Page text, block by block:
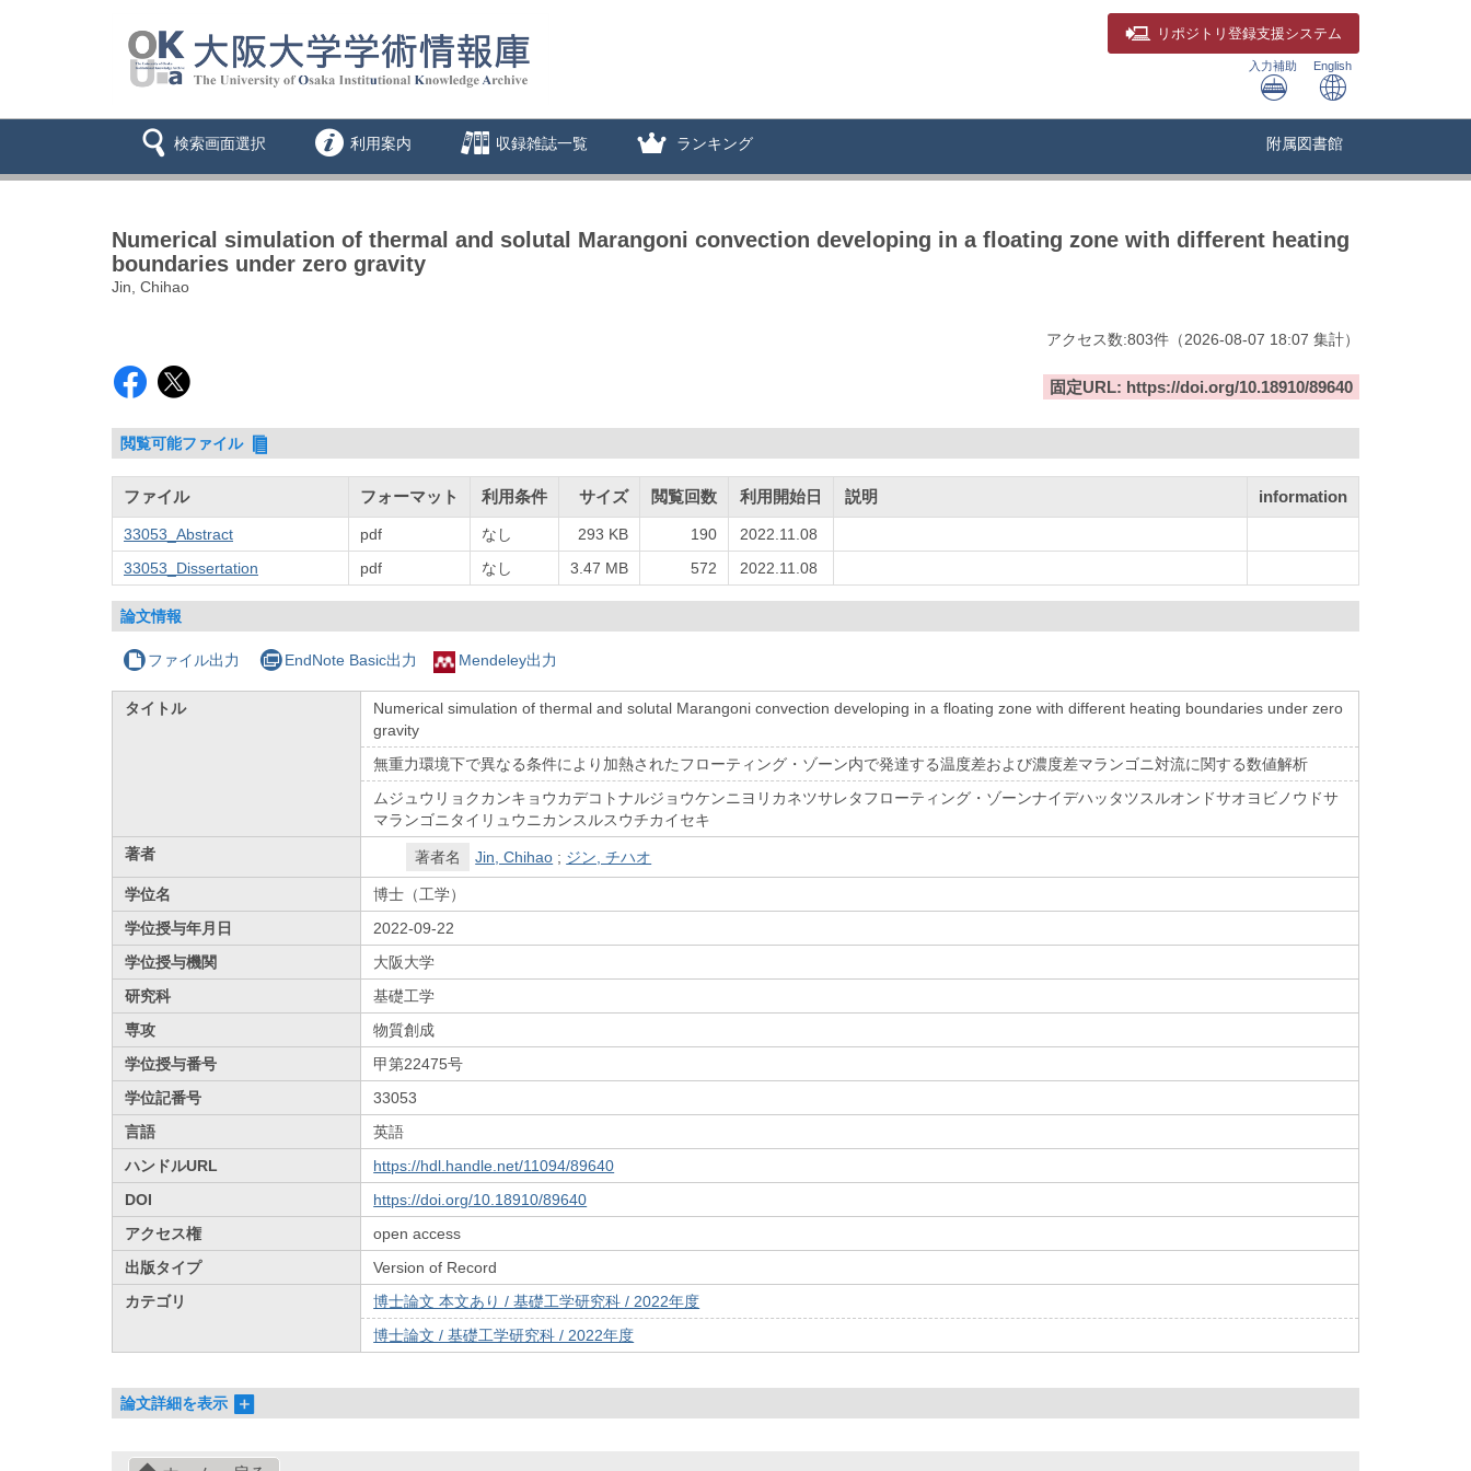
リポジトリ 登録支援システム
入力補助 English
検索画面選択 利用案内 収録雑誌一覧 ランキング 附属図書館
Numerical simulation of thermal and solutal Marangoni convection developing in a floating zone with different heating
boundaries under zero gravity
Jin, Chihao
アクセス数:803件 （2026-08-07 18:07 集計）
固定URL: https://doi.org/10.18910/89640
閲覧可能ファイル
ファイル フォーマット 利用条件 サイズ 閲覧回数 利用開始日 説明 information
33053_Abstract pdf なし 293 KB 190
2022.11.08
33053_Dissertation
pdf なし 3.47 MB 572 2022.11.08
論文情報
ファイル出力 EndNote Basic出力 Mendeley出力
タイトル
Numerical simulation of thermal and solutal Marangoni convection developing in a floating zone with different heating boundaries under zero
gravity
無重力環境下で異なる条件により加熱されたフローティング・ゾーン内で発達する温度差および濃度差マランゴニ対流に関する数値解析
ムジュウリョクカンキョウカデコトナルジョウケンニヨリカネツサレタフローティング・ゾーンナイデハッタツスルオンドサオヨビノウドサ
マランゴニタイリュウニカンスルスウチカイセキ
著者
著者名 Jin, Chihao ; ジン, チハオ
学位名
博士（工学）
学位授与年月日
2022-09-22
学位授与機関
大阪大学
研究科
基礎工学
専攻
物質創成
学位授与番号
甲第22475号
学位記番号
33053
言語
英語
ハンドルURL
https://hdl.handle.net/11094/89640
DOI
https://doi.org/10.18910/89640
アクセス権
open access
出版タイプ
Version of Record
カテゴリ
博士論文 本文あり / 基礎工学研究科 / 2022年度
博士論文 / 基礎工学研究科 / 2022年度
論文詳細を表示